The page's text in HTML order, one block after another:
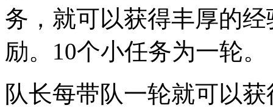
务，就可以获得丰厚的
励。10个小任务为一轮。
队长每带队一轮就可以